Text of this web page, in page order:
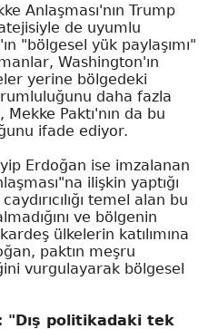
Anlaşması'nın Trump
de uyumlu
"bölgesel yük paylaşımı"
Washington'ın
yerine bölgedeki
daha fazla
Paktı'nın da bu
ifade ediyor.
Erdoğan ise imzalanan
ilişkin yaptığı
temel alan bu
ve bölgenin
ülkelerin katılımına
paktın meşru
vurgulayarak bölgesel
"Dış politikadaki tek